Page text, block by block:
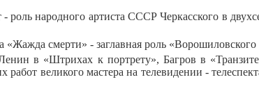
народного артиста СССР Черкасского в
смерти» - заглавная роль «Ворошиловского
в «Штрихах к портрету», Багров в
великого мастера на телевидении -